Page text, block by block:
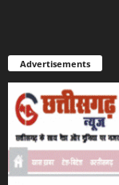
Advertisements